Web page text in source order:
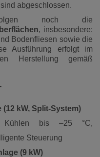
abgeschlossen.
noch die
, insbesondere:
Bodenfliesen sowie die
Ausführung erfolgt im
Herstellung gemäß
kW, Split-System)
Kühlen bis –25 °C,
Steuerung
(9 kW)